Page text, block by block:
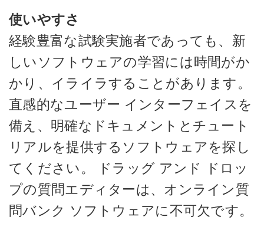
使いやすさ
経験豊富な試験実施者であっても、新
しいソフトウェアの学習には時間がか
かり、イライラすることがあります。
直感的なユーザー インターフェイスを
備え、明確なドキュメントとチュート
リアルを提供するソフトウェアを探し
てください。 ドラッグ アンド ドロッ
プの質問エディターは、オンライン質
問バンク ソフトウェアに不可欠です。